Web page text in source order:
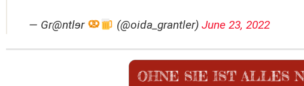
— Gr@ntlɘr (@oida_grantler) June 23, 2022